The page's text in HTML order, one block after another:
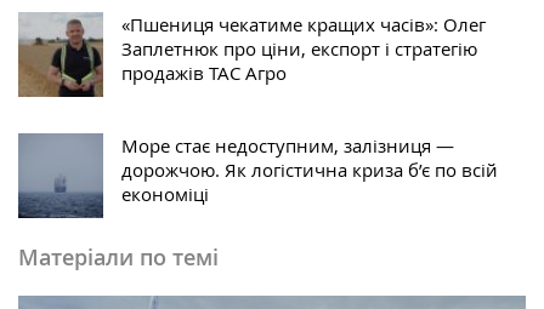
«Пшениця чекатиме кращих часів»: Олег
Заплетнюк про ціни, експорт і стратегію
продажів ТАС Агро
Море стає недоступним, залізниця —
дорожчою. Як логістична криза б’є по всій
економіці
Матеріали по темі